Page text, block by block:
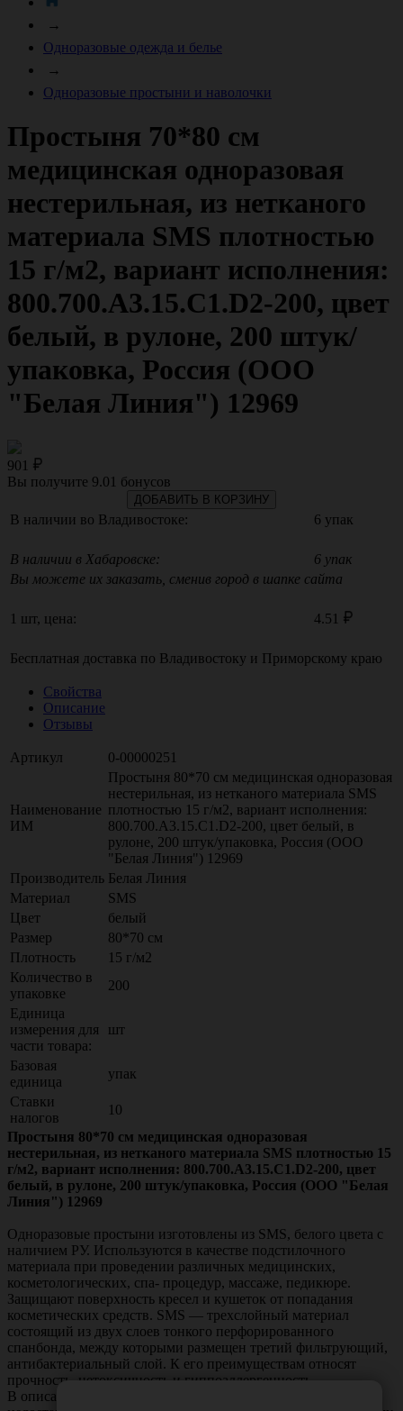
→
Одноразовые одежда и белье
→
Одноразовые простыни и наволочки
Простыня 70*80 см
медицинская одноразовая
нестерильная, из нетканого
материала SMS плотностью
15 г/м2, вариант исполнения:
800.700.A3.15.C1.D2-200, цвет
белый, в рулоне, 200 штук/
упаковка, Россия (ООО
"Белая Линия") 12969
901
Вы получите 9.01 бонусов
ДОБАВИТЬ В КОРЗИНУ
В наличии во Владивостоке: 6 упак
В наличии в Хабаровске:
6 упак
Вы можете их заказать, сменив город в шапке сайта
1 шт, цена: 4.51
Бесплатная доставка по Владивостоку и Приморскому краю
Свойства
Описание
Отзывы
Артикул 0-00000251
Наименование
ИМ
Простыня 80*70 см медицинская одноразовая
нестерильная, из нетканого материала SMS
плотностью 15 г/м2, вариант исполнения:
800.700.A3.15.C1.D2-200, цвет белый, в
рулоне, 200 штук/упаковка, Россия (ООО
"Белая Линия") 12969
Производитель Белая Линия
Материал
SMS
Цвет
белый
Размер
80*70 см
Плотность
15 г/м2
Количество в
упаковке
200
Единица
измерения для
части товара:
шт
Базовая
единица
упак
Ставки
налогов
10
Простыня 80*70 см медицинская одноразовая
нестерильная, из нетканого материала SMS плотностью 15
г/м2, вариант исполнения: 800.700.A3.15.C1.D2-200, цвет
белый, в рулоне, 200 штук/упаковка, Россия (ООО "Белая
Линия") 12969
Одноразовые простыни изготовлены из SMS, белого цвета с
наличием РУ. Используются в качестве подстилочного
материала при проведении различных медицинских,
косметологических, спа- процедур, массаже, педикюре.
Защищают поверхность кресел и кушеток от попадания
косметических средств. SMS — трехслойный материал
состоящий из двух слоев тонкого перфорированного
спанбонда, между которыми размещен третий фильтрующий,
антибактериальный слой. К его преимуществам относят
прочность, нетоксичность и гиппоаллергенность.
В описании товара могут иметь место неточности или